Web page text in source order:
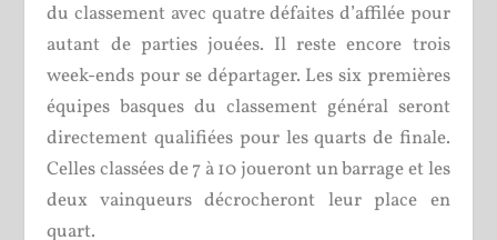
du classement avec quatre défaites d’affilée pour
autant de parties jouées. Il reste encore trois
week-ends pour se départager. Les six premières
équipes basques du classement général seront
directement qualifiées pour les quarts de finale.
Celles classées de 7 à 10 joueront un barrage et les
deux vainqueurs décrocheront leur place en
quart.